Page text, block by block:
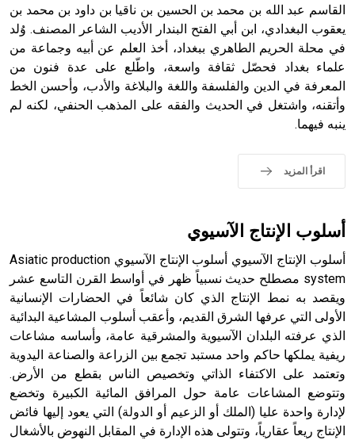
- هل تعلم أن أبجر Abgar اسم معروف جيداً يعود إلى عدد من
الملوك الذين حكموا مدينة إديسا (الرها) من أبجر الأول وحتى
التاسع، وهم ينتسبون إلى أسرة أوسروين
sign تكتب منفصلة غير متصلة، وتعتمد المبدأ الأكوروفوني،
القاسم عبد الله بن محمد بن الحسين بن ناقيا بن داود بن محمد بن
يعقوب البغدادي، ابن أبي الفتح البندار الأديب الشاعر المصنف. وُلد
في محلة الحريم الطاهري ببغداد، أخذ العلم عن أبيه وجماعة من
علماء بغداد فحصّل ثقافة واسعة، واطّلع على عدة فنون من
المعرفة في الدين والفلسفة واللغة والبلاغة والأدب، وأحسن الخط
وأتقنه، واشتغل في الحديث والفقه على المذهب الحنفي، لكنه لم
ينبه فيهما.
اقرأ المزيد
أسلوب الإنتاج الآسيوي
أسلوب الإنتاج الآسيوي أسلوب الإنتاج الآسيوي Asiatic production
system مصطلح حديث نسبياً ظهر في أواسط القرن التاسع عشر
ويقصد به نمط الإنتاج الذي كان شائعاً في الحضارات الإنسانية
الأولى التي عرفها الشرق القديم، وأعقب أسلوب المشاعية البدائية
الذي عرفته البلدان الآسيوية والمشرقية عامة، وأساسه مشاعات
ريفية يملكها حاكم واحد مستبد تجمع بين الزراعة والصناعة اليدوية
وتعتمد على الاكتفاء الذاتي وتخصيص الناس بقطع من الأرض.
وتتوضع المشاعات عامة حول المرافق المائية الكبيرة وتخضع
لإدارة واحدة عليا (الملك أو الزعيم أو الدولة) التي يعود إليها فائض
الإنتاج ريعاً عقارياً، وتتولى هذه الإدارة في المقابل النهوض بالأشغال